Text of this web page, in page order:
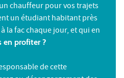
chauffeur pour vos trajets
un étudiant habitant près
la fac chaque jour, et qui en
en profiter ?
de cette